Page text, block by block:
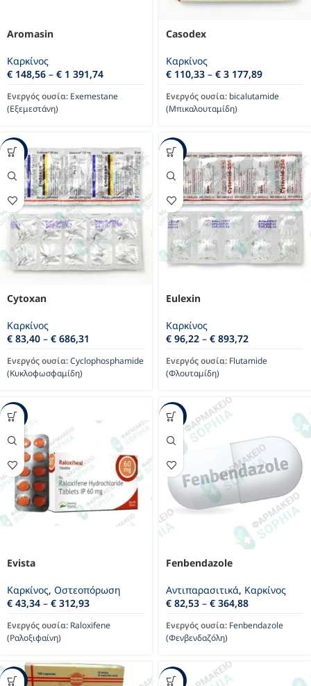
Aromasin
Καρκίνος
€ 148,56 – € 1 391,74
Ενεργός ουσία: Exemestane
(Εξεμεστάνη)
Casodex
Καρκίνος
€ 110,33 – € 3 177,89
Ενεργός ουσία: bicalutamide
(Μπικαλουταμίδη)
-31%
Cytoxan
Καρκίνος
€ 83,40 – € 686,31
Ενεργός ουσία:Cyclophosphamide
(Κυκλοφωσφαμίδη)
-23%
Eulexin
Καρκίνος
€ 96,22 – € 893,72
Ενεργός ουσία: Flutamide
(Φλουταμίδη)
-40%
Evista
Καρκίνος, Οστεοπόρωση
€ 43,34 – € 312,93
Ενεργός ουσία: Raloxifene
(Ραλοξιφαίνη)
-31%
Fenbendazole
Αντιπαρασιτικά, Καρκίνος
€ 82,53 – € 364,88
Ενεργός ουσία: Fenbendazole
(Φενβενδαζόλη)
-30% -35%